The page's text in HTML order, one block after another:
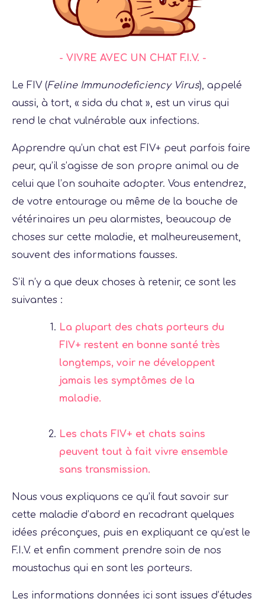
BOUTIQUE
- VIVRE AVEC UN CHAT F.I.V. -
Le FIV (Feline Immunodeficiency Virus), appelé
aussi, à tort, « sida du chat », est un virus qui
rend le chat vulnérable aux infections.
Apprendre qu’un chat est FIV+ peut parfois faire
peur, qu’il s’agisse de son propre animal ou de
celui que l’on souhaite adopter. Vous entendrez,
de votre entourage ou même de la bouche de
vétérinaires un peu alarmistes, beaucoup de
choses sur cette maladie, et malheureusement,
souvent des informations fausses.
S’il n’y a que deux choses à retenir, ce sont les
suivantes :
La plupart des chats porteurs du
FIV+ restent en bonne santé très
longtemps, voir ne développent
jamais les symptômes de la
maladie.
Les chats FIV+ et chats sains
peuvent tout à fait vivre ensemble
sans transmission.
Nous vous expliquons ce qu’il faut savoir sur
cette maladie d’abord en recadrant quelques
idées préconçues, puis en expliquant ce qu’est le
F.I.V. et enfin comment prendre soin de nos
moustachus qui en sont les porteurs.
Les informations données ici sont issues d’études